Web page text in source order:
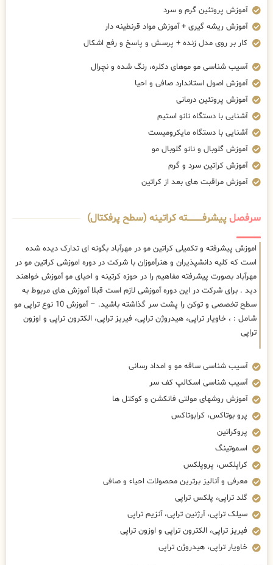
آموزش پروتئین گرم و سرد
آموزش ریشه گیری + آموزش مواد قرنطینه دار
کار بر روی مدل زنده + پرسش و پاسخ و رفع اشکال
آسیب شناسی مو موهای دکلره، رنگ شده و نچرال
آموزش اصول استاندارد صافی و احیا
آموزش پروتئین درمانی
آشنایی با دستگاه نانو استیم
آشنایی با دستگاه مایکرومیست
آموزش گلوبال و نانو گلوبال مو
آموزش کراتین سرد و گرم
آموزش مراقبت های بعد از کراتین
سرفصلپیشرفــــــــــــته کراتینه (سطح پرفکتال)
اموزش پیشرفته و تکمیلی کراتین مو در مهرآباد بگونه ای تدارک دیده شده
است که کلیه دانشپذیران و هنرآموزان با شرکت در دوره اموزشی کراتین مو در
مهرآباد بصورت پیشرفته مفاهیم را در حوزه کرتینه و احیای مو آموزش خواهند
دید . برای شرکت در این دوره آموزشی لازم است قبلا آموزش های مربوط به
سطح تخصصی و توکن را پشت سر گذاشته باشید. – آموزش 10 نوع تراپی مو
شامل : ، خاویار تراپی، هیدروژن تراپی، فیریز تراپی، الکترون تراپی و اوزون
تراپی
آسیب شناسی ساقه مو و امداد رسانی
آسیب شناسی اسکالپ کف سر
آموزش روشهای مولتی فانکشن و کوکتل ها
پرو بوتاکس، کرابوتاکس
پروکراتین
اسموتینگ
کراپلکس، پروپلکس
معرفی و آنالیز برترین محصولات احیاء و صافی
گلد تراپی، پلکس تراپی
سیلک تراپی، آرژنین تراپی، آنزیم تراپی
فیریز تراپی، الکترون تراپی و اوزون تراپی
خاویار تراپی، هیدروژن تراپی